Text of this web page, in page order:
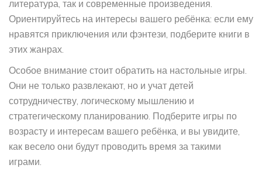
литература, так и современные произведения.
Ориентируйтесь на интересы вашего ребёнка: если ему
нравятся приключения или фэнтези, подберите книги в
этих жанрах.
Особое внимание стоит обратить на настольные игры.
Они не только развлекают, но и учат детей
сотрудничеству, логическому мышлению и
стратегическому планированию. Подберите игры по
возрасту и интересам вашего ребёнка, и вы увидите,
как весело они будут проводить время за такими
играми.